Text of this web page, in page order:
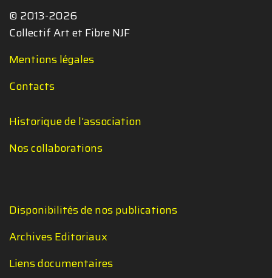
© 2013-2026
Collectif Art et Fibre NJF
Mentions légales
Contacts
Historique de l'association
Nos collaborations
Disponibilités de nos publications
Archives Editoriaux
Liens documentaires